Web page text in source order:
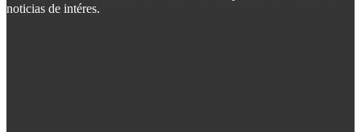
noticias de intéres.